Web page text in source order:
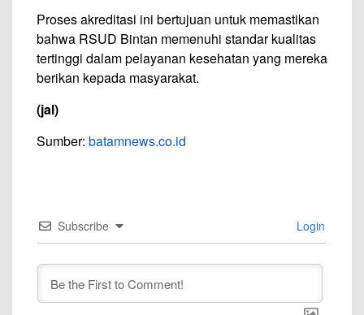
Proses akreditasi ini bertujuan untuk memastikan
bahwa RSUD Bintan memenuhi standar kualitas
tertinggi dalam pelayanan kesehatan yang mereka
berikan kepada masyarakat.
(jal)
Sumber: batamnews.co.id
Subscribe Login